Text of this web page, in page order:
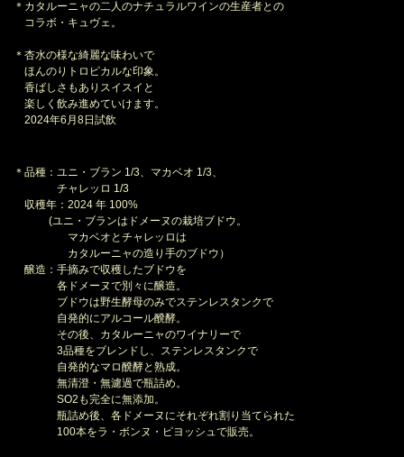
＊カタルーニャの二人のナチュラルワインの生産者との
コラボ・キュヴェ。
＊杏水の様な綺麗な味わいで
ほんのりトロピカルな印象。
香ばしさもありスイスイと
楽しく飲み進めていけます。
2024年6月8日試飲
＊品種：ユニ・ブラン 1/3、マカベオ 1/3、
チャレッロ 1/3
収穫年：2024 年 100%
(ユニ・ブランはドメーヌの栽培ブドウ。
マカベオとチャレッロは
カタルーニャの造り手のブドウ）
醸造：手摘みで収穫したブドウを
各ドメーヌで別々に醸造。
ブドウは野生酵母のみでステンレスタンクで
自発的にアルコール醗酵。
その後、カタルーニャのワイナリーで
3品種をブレンドし、ステンレスタンクで
自発的なマロ醗酵と熟成。
無清澄・無濾過で瓶詰め。
SO2も完全に無添加。
瓶詰め後、各ドメーヌにそれぞれ割り当てられた
100本をラ・ボンヌ・ピヨッシュで販売。